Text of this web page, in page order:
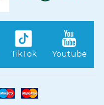
TikTok Youtube